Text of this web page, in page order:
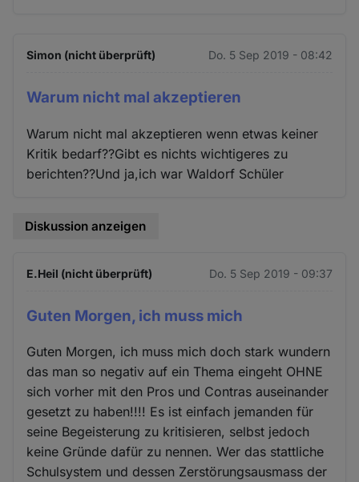
Simon (nicht überprüft) Do. 5 Sep 2019 - 08:42
Warum nicht mal akzeptieren
Warum nicht mal akzeptieren wenn etwas keiner
Kritik bedarf??Gibt es nichts wichtigeres zu
berichten??Und ja,ich war Waldorf Schüler
Diskussion anzeigen
E.Heil (nicht überprüft) Do. 5 Sep 2019 - 09:37
Guten Morgen, ich muss mich
Guten Morgen, ich muss mich doch stark wundern
das man so negativ auf ein Thema eingeht OHNE
sich vorher mit den Pros und Contras auseinander
gesetzt zu haben!!!! Es ist einfach jemanden für
seine Begeisterung zu kritisieren, selbst jedoch
keine Gründe dafür zu nennen. Wer das stattliche
Schulsystem und dessen Zerstörungsausmass der